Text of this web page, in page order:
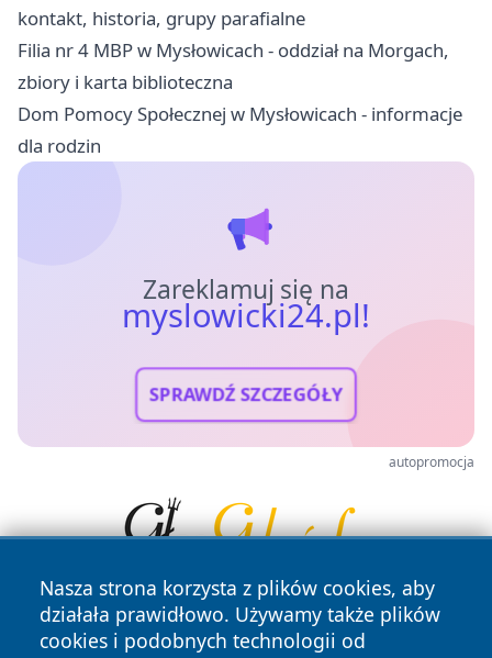
kontakt, historia, grupy parafialne
Filia nr 4 MBP w Mysłowicach - oddział na Morgach,
zbiory i karta biblioteczna
Dom Pomocy Społecznej w Mysłowicach - informacje
dla rodzin
Zareklamuj się na
myslowicki24.pl!
SPRAWDŹ SZCZEGÓŁY
autopromocja
Nasza strona korzysta z plików cookies, aby
działała prawidłowo. Używamy także plików
cookies i podobnych technologii od